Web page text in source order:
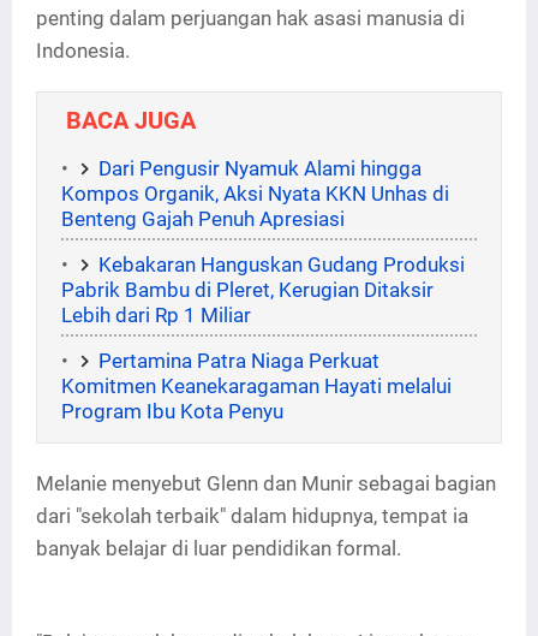
penting dalam perjuangan hak asasi manusia di
Indonesia.
BACA JUGA
Dari Pengusir Nyamuk Alami hingga
Kompos Organik, Aksi Nyata KKN Unhas di
Benteng Gajah Penuh Apresiasi
Kebakaran Hanguskan Gudang Produksi
Pabrik Bambu di Pleret, Kerugian Ditaksir
Lebih dari Rp 1 Miliar
Pertamina Patra Niaga Perkuat
Komitmen Keanekaragaman Hayati melalui
Program Ibu Kota Penyu
Melanie menyebut Glenn dan Munir sebagai bagian
dari "sekolah terbaik" dalam hidupnya, tempat ia
banyak belajar di luar pendidikan formal.